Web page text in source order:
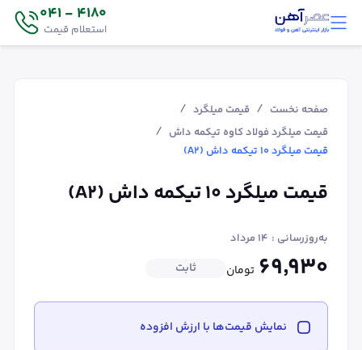
4180 - 041
استعلام قیمت
صفحه نخست / قیمت میلگرد /
قیمت میلگرد فولاد کاوه تیکمه داش /
قیمت میلگرد ۱۰ تیکمه داش (A2)
قیمت میلگرد ۱۰ تیکمه داش (A2)
به‌روزرسانی : ۱۴ مرداد
۶۹٬۹۳۰ تومان ثابت
نمایش قیمت‌ها با ارزش افزوده